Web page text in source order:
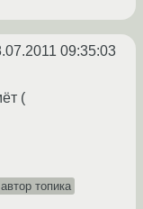
09:35:03
(
автор топика